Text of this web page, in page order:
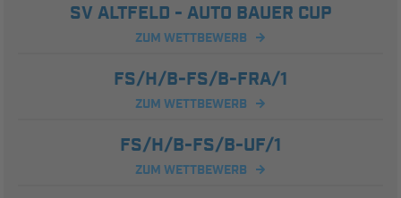
SV ALTFELD - AUTO BAUER CUP
ZUM WETTBEWERB
FS/H/B-FS/B-FRA/1
ZUM WETTBEWERB
FS/H/B-FS/B-UF/1
ZUM WETTBEWERB